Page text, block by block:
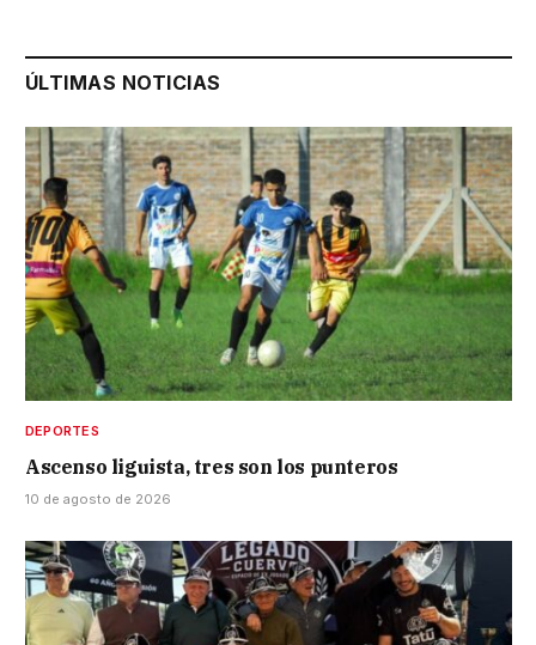
ÚLTIMAS NOTICIAS
DEPORTES
Ascenso liguista, tres son los punteros
10 de agosto de 2026